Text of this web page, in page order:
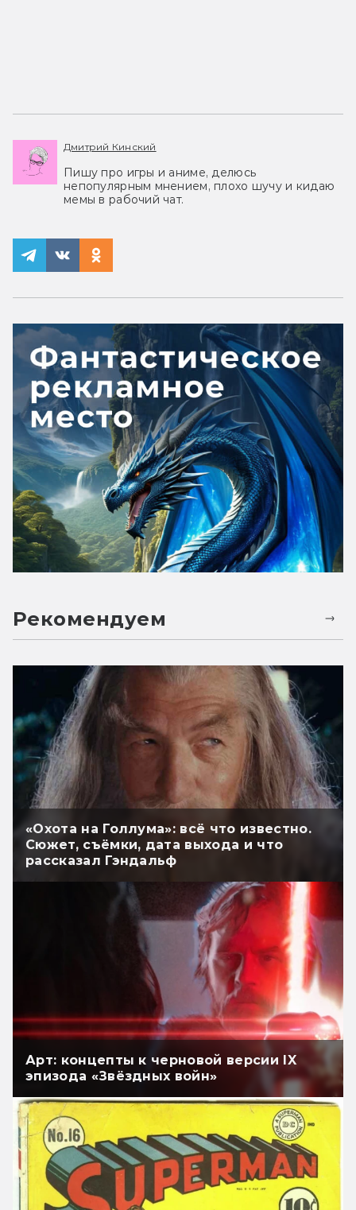
Дмитрий Кинский
Пишу про игры и аниме, делюсь
непопулярным мнением, плохо шучу и кидаю
мемы в рабочий чат.
Рекомендуем
«Охота на Голлума»: всё что известно.
Сюжет, съёмки, дата выхода и что
рассказал Гэндальф
Арт: концепты к черновой версии IX
эпизода «Звёздных войн»